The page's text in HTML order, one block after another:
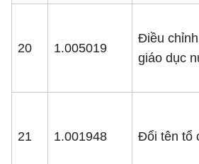
20 1.005019
Điều
giáo dục
21 1.001948 Đổi tên tổ